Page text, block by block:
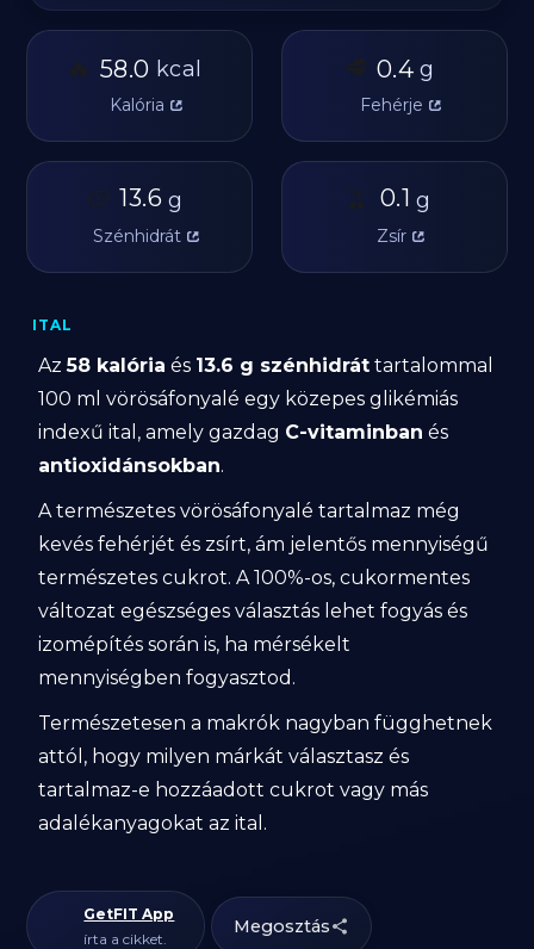
🔥 58.0 kcal
Kalória
🥩 0.4 g
Fehérje
🥔 13.6 g
Szénhidrát
🫒 0.1 g
Zsír
ITAL
Az58 kalória és 13.6 g szénhidrát tartalommal
100 ml vörösáfonyalé egy közepes glikémiás
indexű ital, amely gazdag C-vitaminban és
antioxidánsokban.
A természetes vörösáfonyalé tartalmaz még
kevés fehérjét és zsírt, ám jelentős mennyiségű
természetes cukrot. A 100%-os, cukormentes
változat egészséges választás lehet fogyás és
izomépítés során is, ha mérsékelt
mennyiségben fogyasztod.
Természetesen a makrók nagyban függhetnek
attól, hogy milyen márkát választasz és
tartalmaz-e hozzáadott cukrot vagy más
adalékanyagokat az ital.
GetFIT App
írta a cikket.
Megosztás